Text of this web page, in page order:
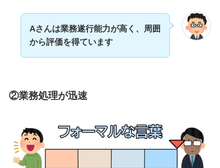
Aさんは業務遂行能力が高く、 周囲
から評価を得ています
②業務処理が迅速